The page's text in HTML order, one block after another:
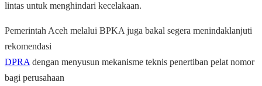
lintas untuk menghindari kecelakaan.
Pemerintah Aceh melalui BPKA juga bakal segera menindaklanjuti
rekomendasi
DPRA dengan menyusun mekanisme teknis penertiban pelat nomor
bagi perusahaan